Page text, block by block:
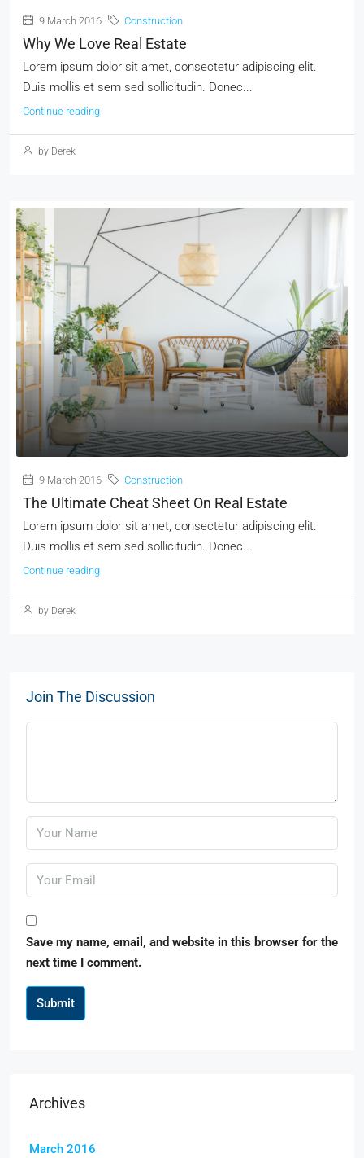
9 March 2016 Construction
Why We Love Real Estate
Lorem ipsum dolor sit amet, consectetur adipiscing elit.
Duis mollis et sem sed sollicitudin. Donec...
Continue reading
by Derek
9 March 2016 Construction
The Ultimate Cheat Sheet On Real Estate
Lorem ipsum dolor sit amet, consectetur adipiscing elit.
Duis mollis et sem sed sollicitudin. Donec...
Continue reading
by Derek
Join The Discussion
Save my name, email, and website in this browser for the
next time I comment.
Submit
Archives
March 2016